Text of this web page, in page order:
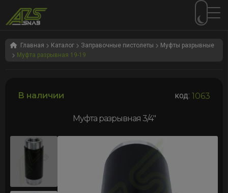
Перейти
навигации
Перейти
содержимому
Главная Каталог Заправочные пистолеты
Муфты разрывные
Муфта разрывная 19-19
В наличии код: 1063
Муфта разрывная 3/4″